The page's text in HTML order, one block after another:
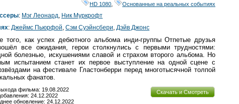
HD 1080 Основанные на реальных событиях
: Мэг Леонард Ник Муркрофт
: Джеймс Пьюрфой Сэм Суэйнсбери Дэйв Джонс
того, как успех дебютного альбома инди-группы Отпетые друзья
все ожидания, герои столкнулись с первыми трудностями:
болезнью, искушениями славой и страхом второго альбома. Но
испытанием станет их первое выступление на одной сцене с
на фестивале Гластонберри перед многотысячной толпой
фанатов.
Скачать и Смотреть
фильма: 19.08.2022
24.12.2022
обновление: 24.12.2022